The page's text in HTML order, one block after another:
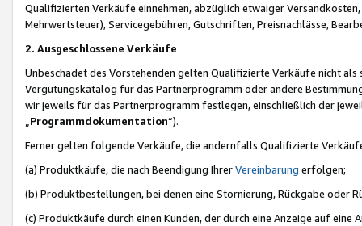
Qualifizierten Verkäufe einnehmen, abzüglich etwaiger
Mehrwertsteuer), Servicegebühren, Gutschriften, Preisnachlässe,
2. Ausgeschlossene Verkäufe
Unbeschadet des Vorstehenden gelten Qualifizierte Verkäufe nicht
Vergütungskatalog für das Partnerprogramm oder andere
wir jeweils für das Partnerprogramm festlegen, einschließlich der
Programmdokumentation“).
Ferner gelten folgende Verkäufe, die andernfalls Qualifizierte
(a) Produktkäufe, die nach Beendigung IhrerVereinbarung erfolgen;
(b) Produktbestellungen, bei denen eine Stornierung, Rückgabe oder
(c) Produktkäufe durch einen Kunden, der durch eine Anzeige auf